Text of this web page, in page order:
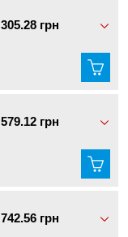
305.28 грн
579.12 грн
742.56 грн